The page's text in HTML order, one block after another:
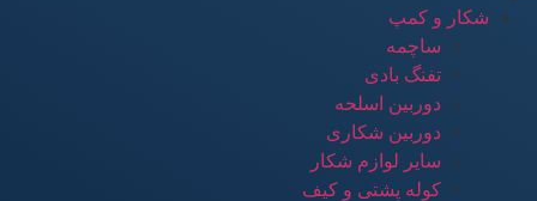
شکار و کمپ
ساچمه
تفنگ بادی
دوربین اسلحه
دوربین شکاری
سایر لوازم شکار
کوله پشتی و کیف